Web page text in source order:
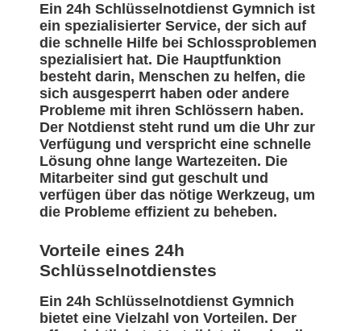
Ein 24h Schlüsselnotdienst Gymnich ist
ein spezialisierter Service, der sich auf
die schnelle Hilfe bei Schlossproblemen
spezialisiert hat. Die Hauptfunktion
besteht darin, Menschen zu helfen, die
sich ausgesperrt haben oder andere
Probleme mit ihren Schlössern haben.
Der Notdienst steht rund um die Uhr zur
Verfügung und verspricht eine schnelle
Lösung ohne lange Wartezeiten. Die
Mitarbeiter sind gut geschult und
verfügen über das nötige Werkzeug, um
die Probleme effizient zu beheben.
Vorteile eines 24h
Schlüsselnotdienstes
Ein 24h Schlüsselnotdienst Gymnich
bietet eine Vielzahl von Vorteilen. Der